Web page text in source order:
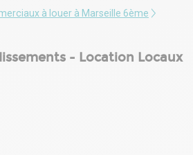
à louer à Marseille 6ème
- Location Locaux